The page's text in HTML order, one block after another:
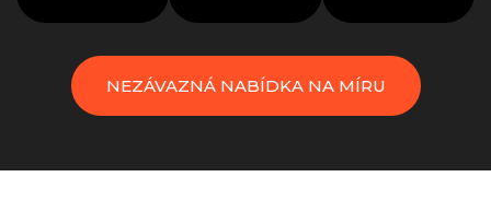
NEZÁVAZNÁ NABÍDKA NA MÍRU